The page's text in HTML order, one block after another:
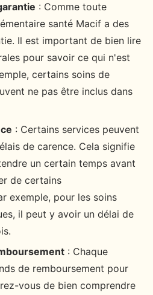
: Comme toute
santé Macif a des
Il est important de bien lire
pour savoir ce qui n'est
certains soins de
ne pas être inclus dans
: Certains services peuvent
de carence. Cela signifie
un certain temps avant
de certains
exemple, pour les soins
il peut y avoir un délai de
: Chaque
de remboursement pour
vous de bien comprendre